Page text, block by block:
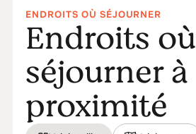
ENDROITS OÙ SÉJOURNER
Endroits où
séjourner à
proximité